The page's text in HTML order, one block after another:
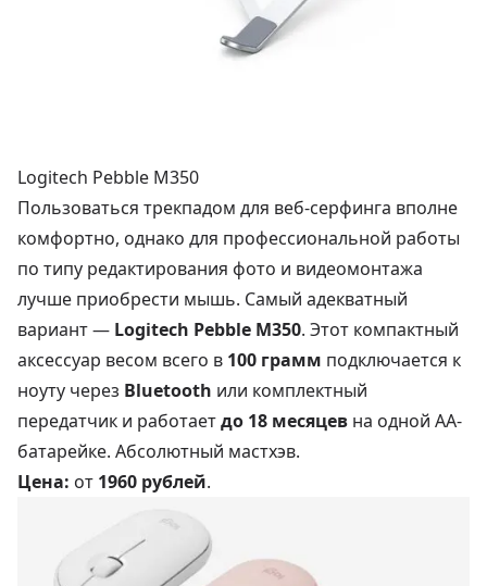
Logitech Pebble M350
Пользоваться трекпадом для веб-серфинга вполне
комфортно, однако для профессиональной работы
по типу редактирования фото и видеомонтажа
лучше приобрести мышь. Самый адекватный
вариант — Logitech Pebble M350. Этот компактный
аксессуар весом всего в 100 грамм подключается к
ноуту через Bluetooth или комплектный
передатчик и работаетдо 18 месяцев на одной АА-
батарейке. Абсолютный мастхэв.
Цена: от 1960 рублей.